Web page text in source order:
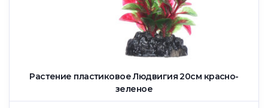
Растение пластиковое Людвигия 20см красно-
зеленое